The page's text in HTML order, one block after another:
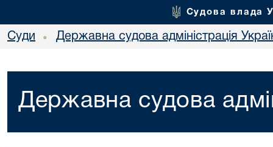
Судова влада
Суди • Державна судова адміністрація
Державна судова